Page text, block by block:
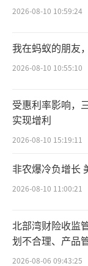
资产，申请
团发布声明
据是合同履
产未全面履
前，将不再
法律专
本违约，据
由汇源体系
的行为，涉
同无效具备
有北京汇源
被冻结、治
2026-08-10 10:59:24
我在蚂蚁的朋友
2026-08-10 10:55:10
受惠利率影响，
实现增利
2026-08-10 15:19:11
非农爆冷负增长
2026-08-10 11:00:21
北部湾财险收监
划不合理、产品
点”
2026-08-06 09:43:25